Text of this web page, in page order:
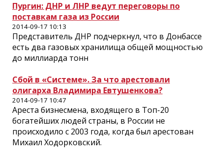
Пургин: ДНР и ЛНР ведут переговоры по
поставкам газа из России
2014-09-17 10:13
Представитель ДНР подчеркнул, что в Донбассе
есть два газовых хранилища общей мощностью
до миллиарда тонн
Сбой в «Системе». За что арестовали
олигарха Владимира Евтушенкова?
2014-09-17 10:47
Ареста бизнесмена, входящего в Топ-20
богатейших людей страны, в России не
происходило с 2003 года, когда был арестован
Михаил Ходорковский.